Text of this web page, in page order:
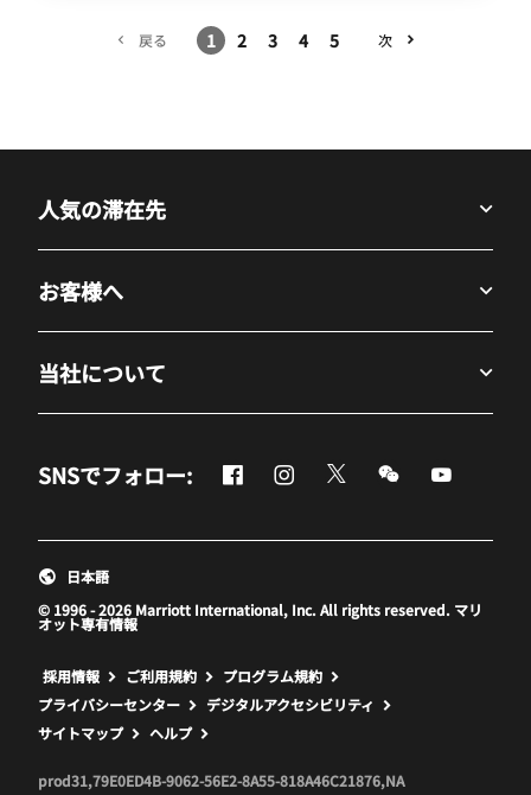
戻る 1 2 3 4 5 次
人気の滞在先
お客様へ
当社について
SNSでフォロー: Facebook
新しいウィンドウで開く
Instagram
新しいウィンドウで開く
Twitter
新しいウィンドウで開
Messenger
新しいウィンド
新しいウ
© 1996 - 2026 Marriott International, Inc. All rights reserved. マリ
オット専有情報
日本語
採用情報 新しいウィンドウで開く
ご利用規約
プログラム規約
プライバシーセンター
デジタルアクセシビリティ
サイトマップ
ヘルプ
prod31,79E0ED4B-9062-56E2-8A55-818A46C21876,NA